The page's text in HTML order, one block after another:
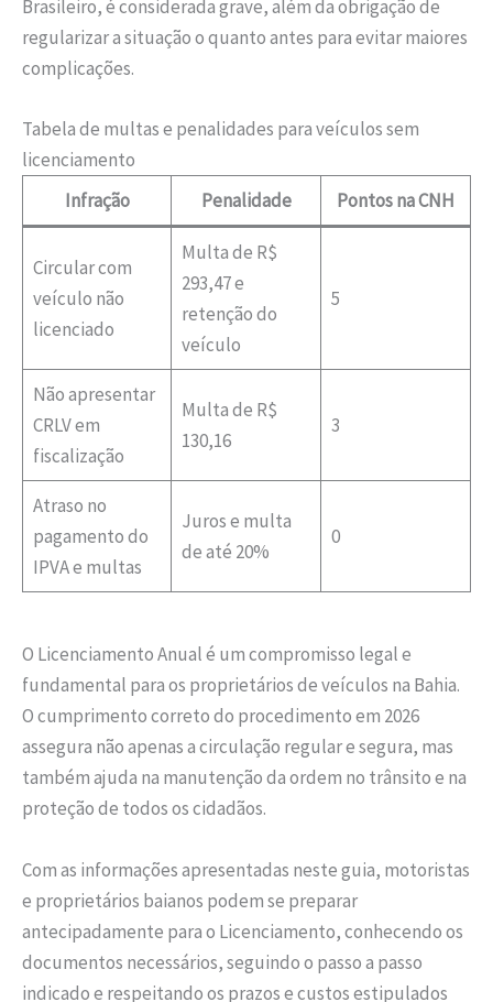
Brasileiro, é considerada grave, além da obrigação de
regularizar a situação o quanto antes para evitar maiores
complicações.
Tabela de multas e penalidades para veículos sem
licenciamento
Infração
Penalidade Pontos na CNH
Circular com
veículo não
licenciado
Multa de R$
293,47 e
retenção do
veículo
5
Não apresentar
CRLV em
fiscalização
Multa de R$
130,16
3
Atraso no
pagamento do
IPVA e multas
Juros e multa
de até 20%
0
O Licenciamento Anual é um compromisso legal e
fundamental para os proprietários de veículos na Bahia.
O cumprimento correto do procedimento em 2026
assegura não apenas a circulação regular e segura, mas
também ajuda na manutenção da ordem no trânsito e na
proteção de todos os cidadãos.
Com as informações apresentadas neste guia, motoristas
e proprietários baianos podem se preparar
antecipadamente para o Licenciamento, conhecendo os
documentos necessários, seguindo o passo a passo
indicado e respeitando os prazos e custos estipulados